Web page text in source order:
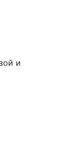
и